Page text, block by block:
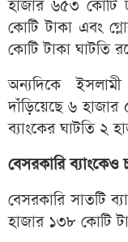
হাজার ৬৫৩ কোটি
কোটি টাকা এবং
কোটি টাকা ঘাটতি
অন্যদিকে
দাঁড়িয়েছে ৬
ব্যাংকের ঘাটতি ২
বেসরকারি ব্যাংকেও
বেসরকারি সাতটি
হাজার ১৩৮ কোটি